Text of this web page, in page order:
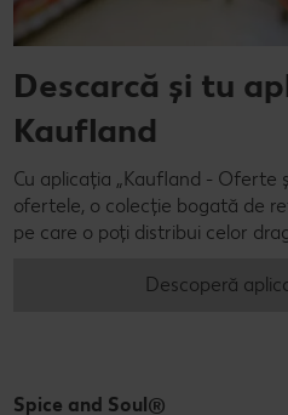
Descarcă și tu
Kaufland
Cu aplicația „Kaufland - Oferte
ofertele, o colecție bogată de
pe care o poți distribui celor
Descoperă
Spice and Soul®